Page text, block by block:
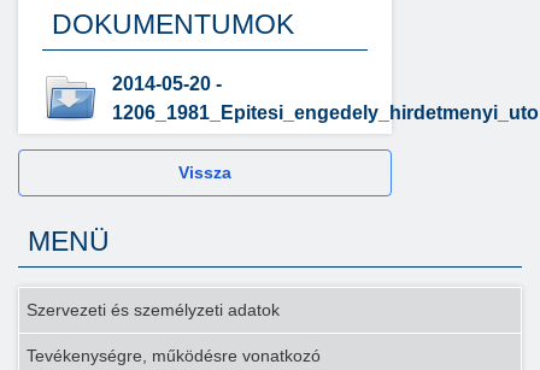
DOKUMENTUMOK
2014-05-20 -
Vissza
MENÜ
Szervezeti és személyzeti adatok
Tevékenységre, működésre vonatkozó